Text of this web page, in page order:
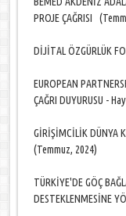
PROJE ÇAĞRISI
DİJİTAL ÖZGÜRLÜK
EUROPEAN
ÇAĞRI DUYURUSU -
GİRİŞİMCİLİK DÜNYA
(Temmuz, 2024)
TÜRKİYE'DE GÖÇ
DESTEKLENMESİNE